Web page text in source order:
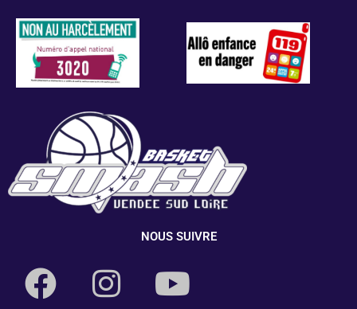
NOUS SUIVRE